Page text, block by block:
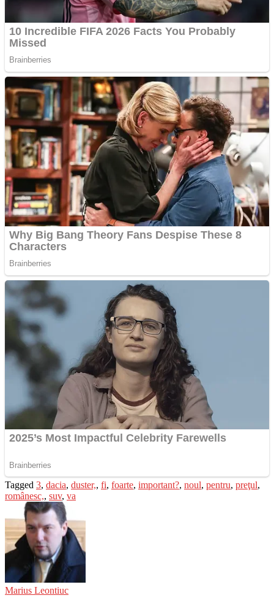
Tagged 3, dacia, duster,, fi, foarte, important?, noul, pentru, preţul,
românesc,, suv, va
Marius Leontiuc